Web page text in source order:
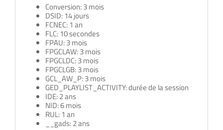
Conversion: 3 mois
DSID: 14 jours
FCNEC: 1 an
FLC: 10 secondes
FPAU: 3 mois
FPGCLAW: 3 mois
FPGCLDC: 3 mois
FPGCLGB: 3 mois
GCL_AW_P: 3 mois
GED_PLAYLIST_ACTIVITY: durée de la session
IDE: 2 ans
NID: 6 mois
RUL: 1 an
__gads: 2 ans